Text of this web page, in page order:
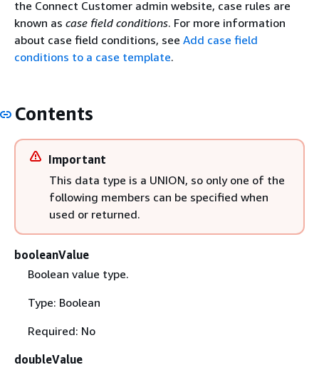
the Connect Customer admin website, case rules are
known as case field conditions. For more information
about case field conditions, see Add case field
conditions to a case template.
Contents
Important
This data type is a UNION, so only one of the
following members can be specified when
used or returned.
booleanValue
Boolean value type.
Type: Boolean
Required: No
doubleValue